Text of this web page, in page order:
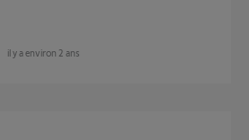
il y a environ 2 ans